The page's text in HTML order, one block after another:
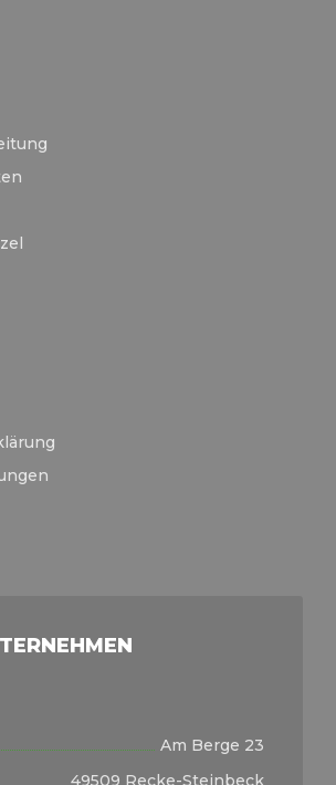
Am Berge 23
49509 Recke-Steinbeck